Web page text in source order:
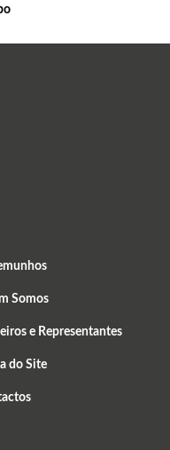
Somos
e Representantes
do Site